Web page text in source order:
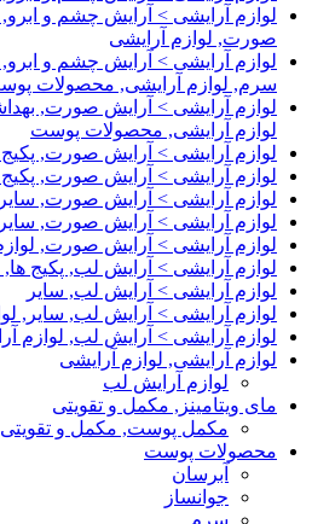
لوازم آرایشی > آرایش چشم و
صورت, لوازم آرایشی
لوازم آرایشی > آرایش چشم و
سرم, لوازم آرایشی, محصولات
لوازم آرایشی > آرایش صورت,
لوازم آرایشی, محصولات پوست
لوازم آرایشی > آرایش صورت, پکیج
لوازم آرایشی > آرایش صورت, پکیج
لوازم آرایشی > آرایش صورت, سایر
لوازم آرایشی > آرایش صورت,
لوازم آرایشی > آرایش صورت,
لوازم آرایشی > آرایش لب, پکیج ها,
لوازم آرایشی > آرایش لب, سایر
لوازم آرایشی > آرایش لب, سایر,
لوازم آرایشی > آرایش لب, لوازم
لوازم آرایشی, لوازم آرایشی
لوازم آرایش لب
مای ویتامینز, مکمل و تقویتی
مکمل پوست, مکمل و تقویتی
محصولات پوست
آبرسان
جوانساز